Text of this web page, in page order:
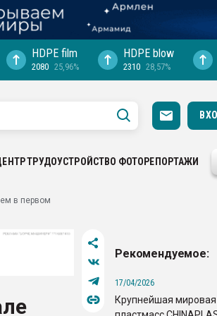
HDPE film
2080 25,96%
HDPE blow
2310 28,57%
ТРУДОУСТРОЙСТВО ФОТОРЕПОРТАЖИ
в первом
Рекомендуемое:
17/04/2026
Крупнейшая